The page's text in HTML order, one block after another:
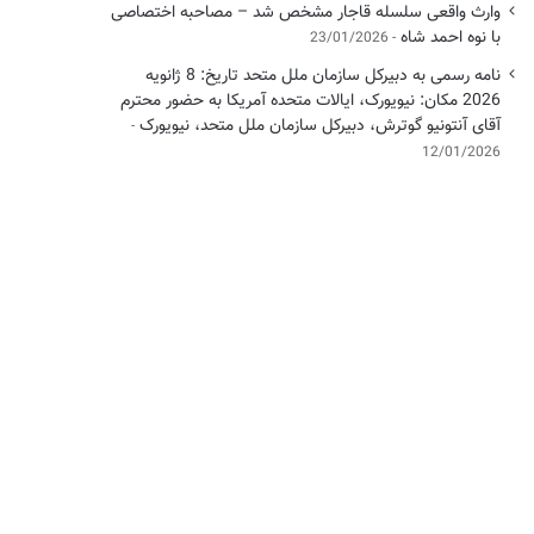
وارث واقعی سلسله قاجار مشخص شد – مصاحبه اختصاصی
با نوه احمد شاه 23/01/2026
نامه رسمی به دبیرکل سازمان ملل متحد تاریخ: 8 ژانویه
2026 مکان: نیویورک، ایالات متحده آمریکا به حضور محترم
آقای آنتونیو گوترش، دبیرکل سازمان ملل متحد، نیویورک
12/01/2026